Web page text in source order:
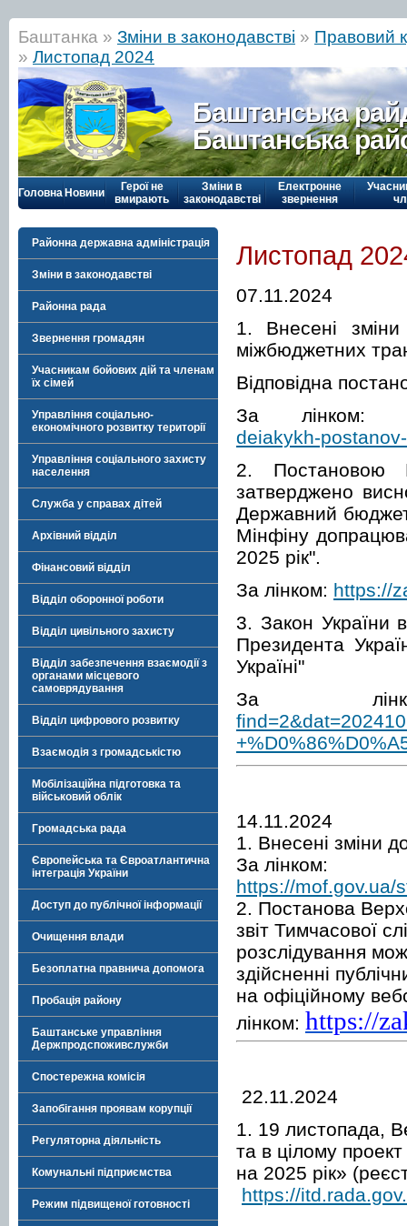
Баштанка » Зміни в законодавстві » Правовий
» Листопад 2024
Баштанська
Баштанська
Головна Новини
Герої не
вмирають
Зміни в
законодавстві
Електронне
звернення
Районна державна адміністрація
Зміни в законодавстві
Районна рада
Звернення громадян
Учасникам бойових дій та членам
їх сімей
Управління соціально-
економічного розвитку території
Управління соціального захисту
населення
Служба у справах дітей
Архівний відділ
Фінансовий відділ
Відділ оборонної роботи
Відділ цивільного захисту
Відділ забезпечення взаємодії з
органами місцевого
самоврядування
Відділ цифрового розвитку
Взаємодія з громадськістю
Мобілізаційна підготовка та
військовий облік
Громадська рада
Європейська та Євроатлантична
інтеграція України
Доступ до публічної інформації
Очищення влади
Безоплатна правнича допомога
Пробація району
Баштанське управління
Держпродспоживслужби
Спостережна комісія
Запобігання проявам корупції
Регуляторна діяльність
Комунальні підприємства
Режим підвищеної готовності
Листопад
07.11.2024
1. Внесені
міжбюджетних
Відповідна
За лінком:
deiakykh-
2. Постановою
затверджено
Державний бюджет
Мінфіну
2025 рік".
За лінком: https://
3. Закон України
Президента
Україні"
За
14.11.2024
1. Внесені зміни
За лінком:
https://mof.gov.ua/
2. Постанова
звіт Тимчасової
розслідування
здійсненні
на офіційному
лінком: https://
22.11.2024
1. 19 листопада,
та в цілому
на 2025 рік»
https://